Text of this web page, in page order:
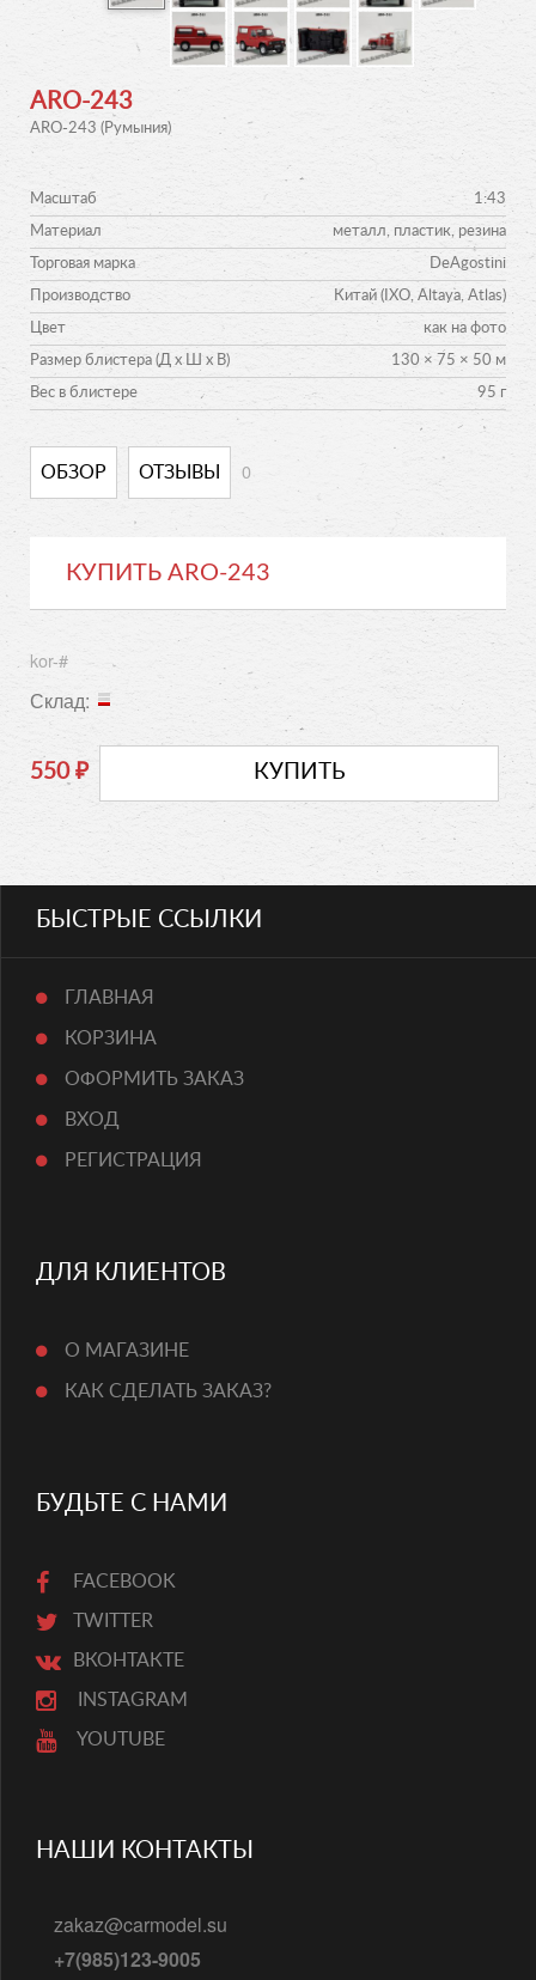
ARO-243
ARO-243 (Румыния)
Масштаб 1:43
Материал металл, пластик, резина
Торговая марка DeAgostini
Производство Китай (IXO, Altaya, Atlas)
Цвет как на фото
Размер блистера (Д х Ш х В) 130 × 75 × 50 м
Вес в блистере 95 г
ОБЗОР ОТЗЫВЫ 0
КУПИТЬ ARO-243
kor-#
Склад:
550 ₽
БЫСТРЫЕ ССЫЛКИ
ГЛАВНАЯ
КОРЗИНА
ОФОРМИТЬ ЗАКАЗ
ВХОД
РЕГИСТРАЦИЯ
ДЛЯ КЛИЕНТОВ
О МАГАЗИНЕ
КАК СДЕЛАТЬ ЗАКАЗ?
БУДЬТЕ С НАМИ
FACEBOOK
TWITTER
ВКОНТАКТЕ
INSTAGRAM
YOUTUBE
НАШИ КОНТАКТЫ
zakaz@carmodel.su
+7(985)123-9005